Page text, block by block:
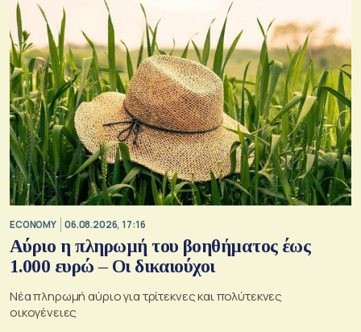
ECONOMY 06.08.2026, 17:16
Αύριο η πληρωμή του βοηθήματος έως
1.000 ευρώ – Oι δικαιούχοι
Νέα πληρωμή αύριο για τρίτεκνες και πολύτεκνες
οικογένειες